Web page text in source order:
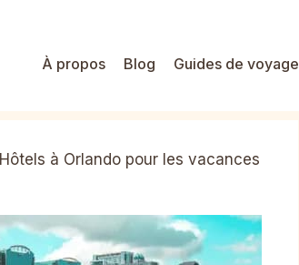
À propos Blog Guides de voyage
Hôtels à Orlando pour les vacances